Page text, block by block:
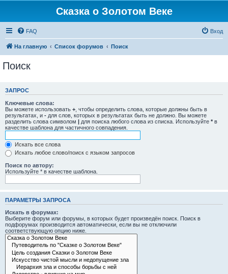
Сказка о Золотом Веке
FAQ Вход
На главную Список форумов Поиск
Поиск
ЗАПРОС
Ключевые слова:
Вы можете использовать + , чтобы определить слова, которые должны быть в
результатах, и - для слов, которых в результатах быть не должно. Вы можете
разделить слова символом | для поиска любого слова из списка. Используйте * в
качестве шаблона для частичного совпадения.
Искать все слова
Искать любое слово/поиск с языком запросов
Поиск по автору:
Используйте * в качестве шаблона.
ПАРАМЕТРЫ ЗАПРОСА
Искать в форумах:
Выберите форум или форумы, в которых будет произведён поиск. Поиск в
подфорумах производится автоматически, если вы не отключили
соответствующую опцию ниже.